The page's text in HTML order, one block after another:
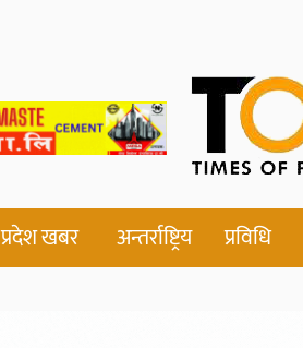
प्रदेश खबर अन्तर्राष्ट्रिय प्रविधि